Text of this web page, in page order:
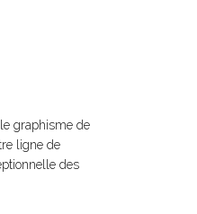
graphisme de
ligne de
des